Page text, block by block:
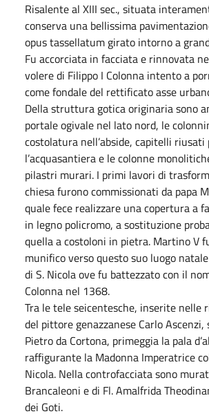
Risalente al XIII sec., situata
conserva una bellissima
opus tassellatum girato intorno a
Fu accorciata in facciata e rinnovata
volere di Filippo I Colonna intento a
come fondale del rettificato asse
Della struttura gotica originaria sono
portale ogivale nel lato nord, le
costolatura nell’abside, capitelli riusati
l’acquasantiera e le colonne
pilastri murari. I primi lavori di
chiesa furono commissionati da papa
quale fece realizzare una copertura a
in legno policromo, a sostituzione
quella a costoloni in pietra. Martino V
munifico verso questo suo luogo
di S. Nicola ove fu battezzato con il
Colonna nel 1368.
Tra le tele seicentesche, inserite nelle
del pittore genazzanese Carlo Ascenzi,
Pietro da Cortona, primeggia la pala
raffigurante la Madonna Imperatrice
Nicola. Nella controfacciata sono
Brancaleoni e di Fl. Amalfrida
dei Goti.